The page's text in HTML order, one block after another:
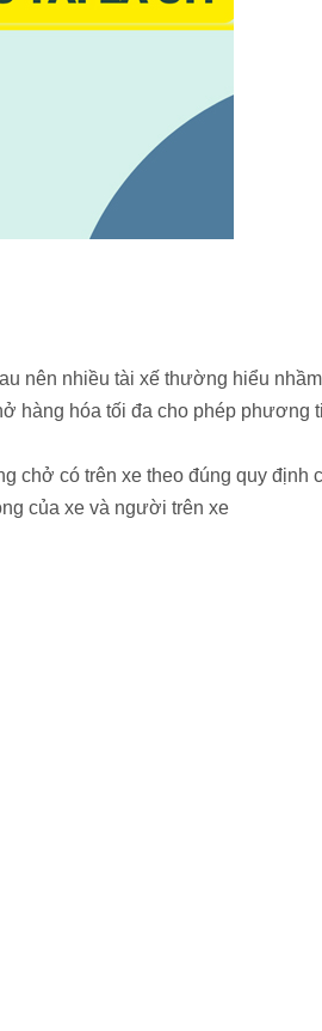
nên nhiều tài xế thường hiểu
hàng hóa tối đa cho phép phương
chở có trên xe theo đúng quy định
của xe và người trên xe